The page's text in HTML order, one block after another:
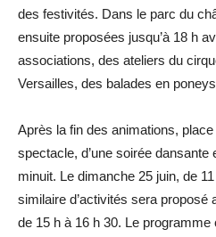
des festivités. Dans le parc du
ensuite proposées jusqu’à 18 h
associations, des ateliers du
Versailles, des balades en
Après la fin des animations, place
spectacle, d’une soirée dansante
minuit. Le dimanche 25 juin, de
similaire d’activités sera
de 15 h à 16 h 30. Le